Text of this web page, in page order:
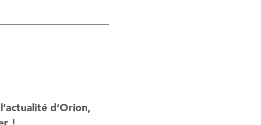
d’Orion,